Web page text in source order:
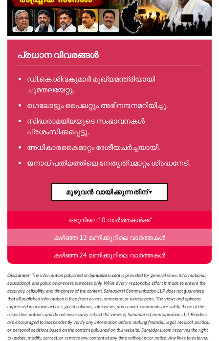
പ്രധാന വിവരങ്ങൾ
ഡി.കെ.ശിവകുമാർ മുഖ്യമന്ത്രിയായി
ചുമതലയേറ്റു.
ഗെലോട്ടും പൈലറ്റും അഭിനന്ദനമറിയിച്ചു.
സിദ്ധരാമയ്യയുടെ സംഭാവനകൾ
പ്രശംസിക്കപ്പെട്ടു.
അധികാരകൈമാറ്റം ദേശീയചർച്ചയായി.
ജനാധിപത്യത്തിലെ നേതൃത്വമാറ്റം ശ്രദ്ധനേടി.
മുഴുവൻ വായിക്കുന്നതിന്▼
ഒടുവിലെ 10 വാർത്തകൾക്ക്
കഴിഞ്ഞ 12 മണിക്കൂറിലെ വാർത്തകൾ
കഴിഞ്ഞ 24 മണിക്കൂറിലെ വാർത്തകൾ
Disclaimer: The information published onSamadarsi.comis provided for general news, informational,
educational, and public awareness purposes only. While every reasonable effort is made to ensure the
accuracy, reliability, and timeliness of the content, Samadarsi Communication LLP does not guarantee
that all published information is free from errors, omissions, or inaccuracies. The views and opinions
expressed in opinion articles, guest columns, interviews, and reader comments are solely those of the
respective authors and do not necessarily reflect the views of Samadarsi Communication LLP. Readers
are encouraged to independently verify any information before making financial, legal, medical, political,
or personal decisions based on the content published on this website. Samadarsi.com reserves the right
to update, modify, correct, or remove any content at any time without prior notice. Any links to external